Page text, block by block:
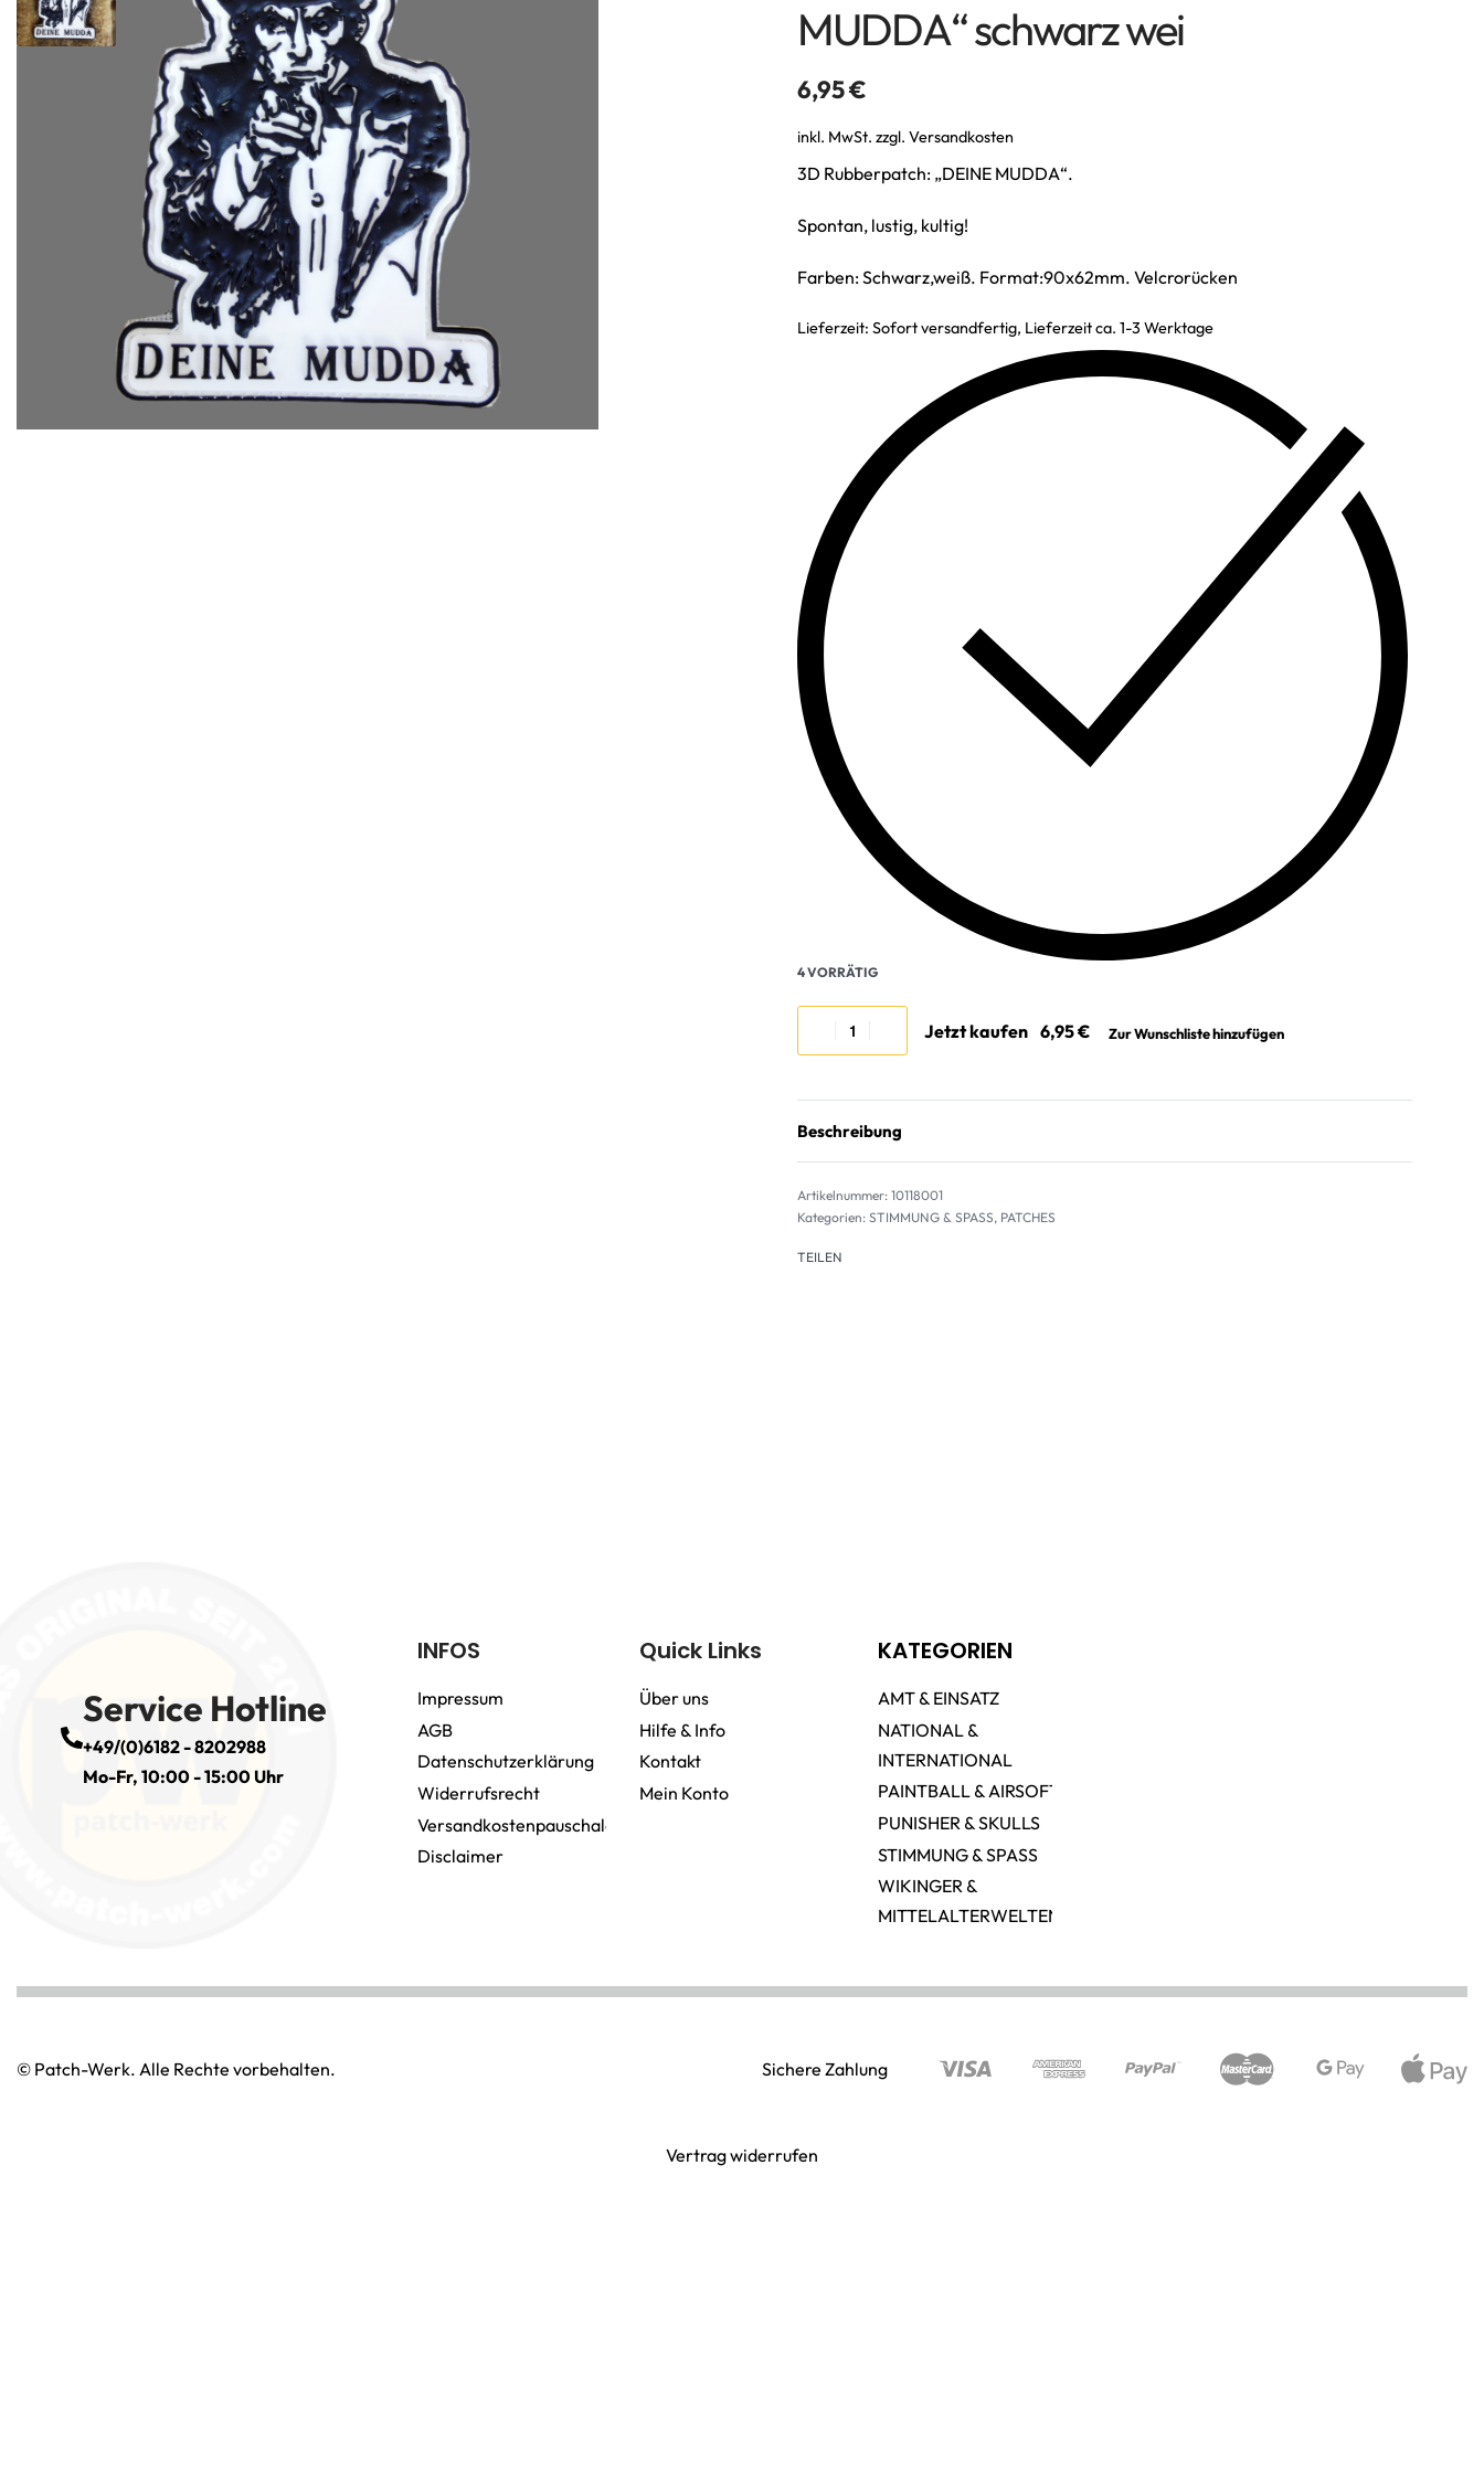
MUDDA“ schwarz wei
6,95€
inkl. MwSt. zzgl. Versandkosten
3D Rubberpatch: „DEINE MUDDA“.
Spontan, lustig, kultig!
Farben: Schwarz,weiß. Format:90x62mm. Velcrorücken
Lieferzeit: Sofort versandfertig, Lieferzeit ca. 1-3 Werktage
4 VORRÄTIG
Jetzt kaufen Zur Wunschliste hinzufügen
Beschreibung
10118001
Kategorien: STIMMUNG & SPASS, PATCHES
TEILEN
Service Hotline
+49/(0)6182 - 8202988
Mo-Fr, 10:00 - 15:00 Uhr
INFOS
Impressum
AGB
Datenschutzerklärung
Widerrufsrecht
Versandkostenpauschale
Disclaimer
Quick Links
Über uns
Hilfe & Info
Kontakt
Mein Konto
KATEGORIEN
AMT & EINSATZ
NATIONAL &
INTERNATIONAL
PAINTBALL & AIRSOFT
PUNISHER & SKULLS
STIMMUNG & SPASS
WIKINGER &
MITTELALTERWELTEN
© Patch-Werk. Alle Rechte vorbehalten. Sichere Zahlung
Vertrag widerrufen